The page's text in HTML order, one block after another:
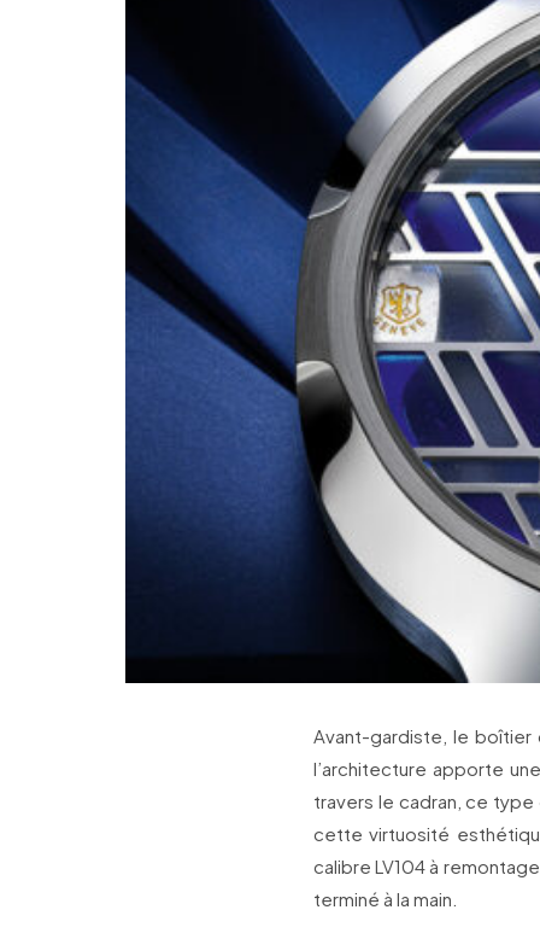
Avant-gardiste, le boîtier
l’architecture apporte
travers le cadran, ce type
cette virtuosité
calibre LV104 à
terminé à la main.